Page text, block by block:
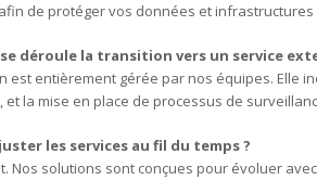
de protéger vos données et
déroule la transition vers un service
est entièrement gérée par nos équipes. Elle
et la mise en place de processus de
les services au fil du temps ?
Nos solutions sont conçues pour évoluer